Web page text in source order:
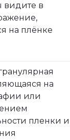
видите в
на плёнке
на
или
пленки и